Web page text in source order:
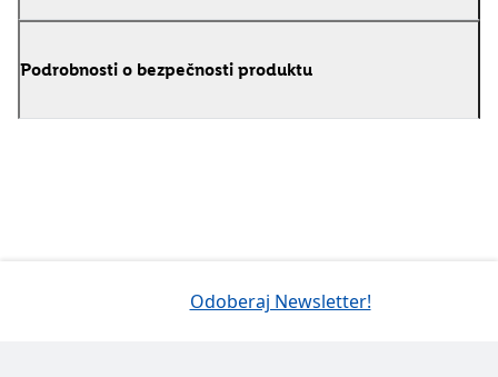
Podrobnosti o bezpečnosti produktu
Odoberaj Newsletter!